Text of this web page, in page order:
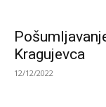
Kragujevca
12/12/2022